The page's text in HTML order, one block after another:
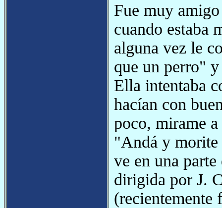
Fue muy
cuando estaba
alguna vez le
que un perro"
Ella intentaba
hacían con
poco, mirame
"Andá y morite
ve en una
dirigida por J.
(recientemente